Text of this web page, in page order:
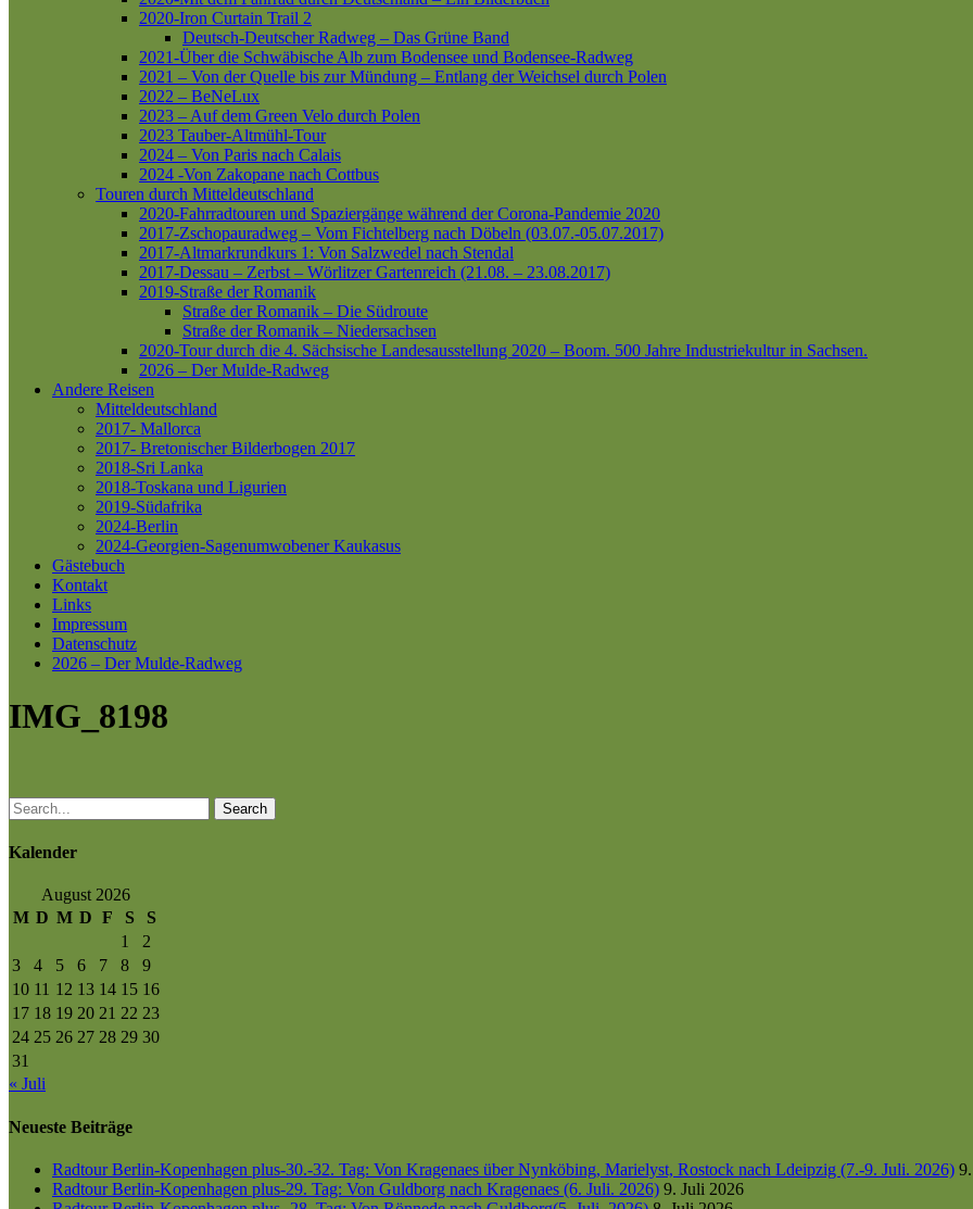
2020-Iron Curtain Trail 2
Deutsch-Deutscher Radweg – Das Grüne Band
2021-Über die Schwäbische Alb zum Bodensee und Bodensee-Radweg
2021 – Von der Quelle bis zur Mündung – Entlang der Weichsel durch Polen
2022 – BeNeLux
2023 – Auf dem Green Velo durch Polen
2023 Tauber-Altmühl-Tour
2024 – Von Paris nach Calais
2024 -Von Zakopane nach Cottbus
Touren durch Mitteldeutschland
2020-Fahrradtouren und Spaziergänge während der Corona-Pandemie 2020
2017-Zschopauradweg – Vom Fichtelberg nach Döbeln (03.07.-05.07.2017)
2017-Altmarkrundkurs 1: Von Salzwedel nach Stendal
2017-Dessau – Zerbst – Wörlitzer Gartenreich (21.08. – 23.08.2017)
2019-Straße der Romanik
Straße der Romanik – Die Südroute
Straße der Romanik – Niedersachsen
2020-Tour durch die 4. Sächsische Landesausstellung 2020 – Boom. 500 Jahre Industriekultur in Sachsen.
2026 – Der Mulde-Radweg
Andere Reisen
Mitteldeutschland
2017- Mallorca
2017- Bretonischer Bilderbogen 2017
2018-Sri Lanka
2018-Toskana und Ligurien
2019-Südafrika
2024-Berlin
2024-Georgien-Sagenumwobener Kaukasus
Gästebuch
Kontakt
Links
Impressum
Datenschutz
2026 – Der Mulde-Radweg
IMG_8198
Search
Kalender
August 2026
M D M D F S
S
1
2
3
4 5 6 7 8
9
10 11 12 13 14 15 16
17 18 19 20 21 22 23
24 25 26 27 28 29 30
31
« Juli
Neueste Beiträge
Radtour Berlin-Kopenhagen plus-30.-32. Tag: Von Kragenaes über Nynköbing, Marielyst, Rostock nach Ldeipzig (7.-9. Juli. 2026)
Radtour Berlin-Kopenhagen plus-29. Tag: Von Guldborg nach Kragenaes (6. Juli. 2026) 9. Juli 2026